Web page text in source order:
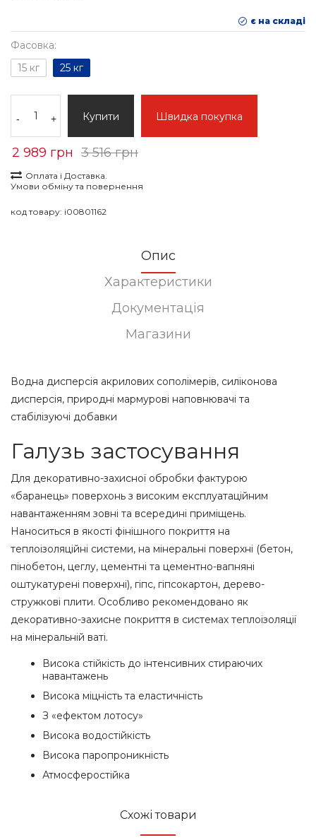
є на складі
Фасовка:
15 кг
25 кг
- + Купити Швидка покупка
2 989 грн 3 516 грн
Оплата і Доставка.
Умови обміну та повернення
код товару: i00801162
Опис
Характеристики
Документація
Магазини
Водна дисперсія акрилових сополімерів, силіконова
дисперсія, природні мармурові наповнювачі та
стабілізуючі добавки
Галузь застосування
Для декоративно-захисної обробки фактурою
«баранець» поверхонь з високим експлуатаційним
навантаженням зовні та всередині приміщень.
Наноситься в якості фінішного покриття на
теплоізоляційні системи, на мінеральні поверхні (бетон,
пінобетон, цеглу, цементні та цементно-вапняні
оштукатурені поверхні), гіпс, гіпсокартон, дерево-
стружкові плити. Особливо рекомендовано як
декоративно-захисне покриття в системах теплоізоляції
на мінеральній ваті.
Висока стійкість до інтенсивних стираючих
навантажень
Висока міцність та еластичність
З «ефектом лотосу»
Висока водостійкість
Висока паропроникність
Атмосферостійка
Схожі товари